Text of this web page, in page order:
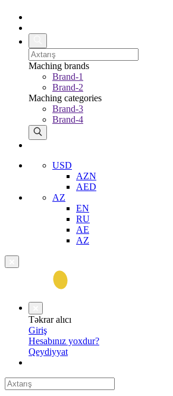
Maching brands
Brand-1
Brand-2
Maching categories
Brand-3
Brand-4
USD
AZN
AED
AZ
EN
RU
AE
AZ
Təkrar alıcı
Giriş
Hesabınız yoxdur?
Qeydiyyat